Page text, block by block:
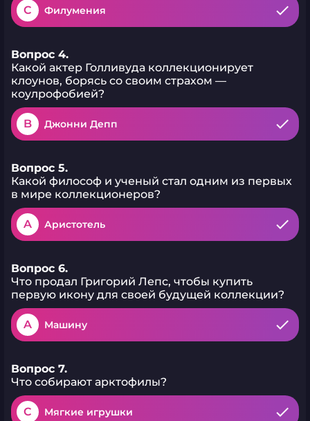
C Филумения
Вопрос 4.
Какой актер Голливуда коллекционирует
клоунов, борясь со своим страхом —
коулрофобией?
B Джонни Депп
Вопрос 5.
Какой философ и ученый стал одним из первых
в мире коллекционеров?
A Аристотель
Вопрос 6.
Что продал Григорий Лепс, чтобы купить
первую икону для своей будущей коллекции?
A Машину
Вопрос 7.
Что собирают арктофилы?
C Мягкие игрушки